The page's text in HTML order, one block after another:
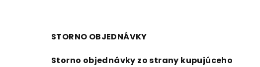
STORNO OBJEDNÁVKY
Storno objednávky zo strany kupujúceho